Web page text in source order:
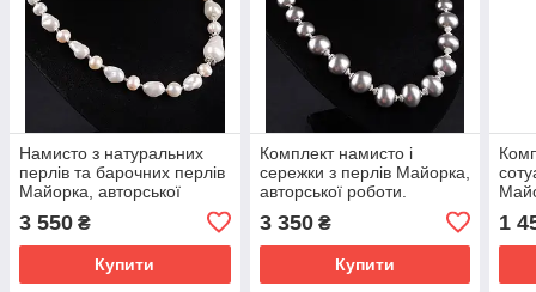
Намисто з натуральних
перлів та барочних перлів
Майорка, авторської
3 550 ₴
Купити
Комплект намисто і
сережки з перлів Майорка,
авторської роботи.
3 350₴
Купити
1